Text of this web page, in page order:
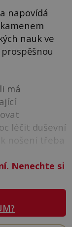
napovídá
nauk ve
má
léčit duševní
nošení třeba
Nenechte si